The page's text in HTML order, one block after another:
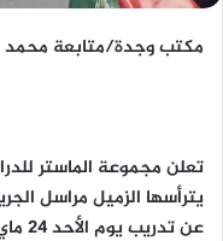
مكتب وجدة/متابعة محمد
تعلن مجموعة الماستر
يترأسها الزميل مراسل